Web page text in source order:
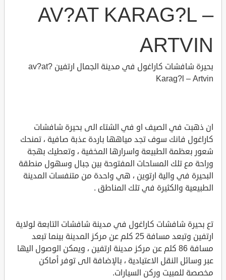
AV?AT KARAG?L –
ARTVIN
بحيرة شافشات كاراغول في مدينة الجمال ارتفين ?av?at
Karag?l – Artvin
ان ذهبت في الصيف او في الشتاء الى بحيرة شافشات
كاراغول فانك سوف تجد مياهها باردة عذبة صافية ، تمنحك
شعور بعظمة الطبيعة واسرارها المخفية ، وتعطيك بهجة
وراحة مع تلك المساحات المفتوحة بين جبال وسهول منطقة
البحيرة في والية ارتوين ، هي واحدة من متنفسات المدينة
الطبيعية والكثيرة في تلك المناطق .
تع بحيرة شافشات كاراغول في مدينة شافشات التابعة لولاية
ارتفين وتبعد مسافة 25 كلم عن مركز المدينة بينما تبعد
مسافة 86 كلم عن مركز مدينة ارتفين ، ويمكن الوصول اليها
عبر وسائل النقل الاعتيادية ، بالإضافة الى توفر أماكن
مخصصة للمبيت وركن السيارات.